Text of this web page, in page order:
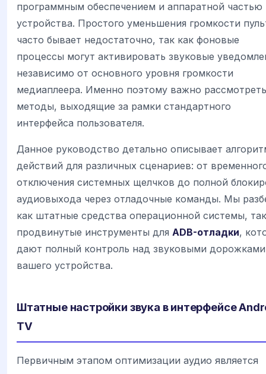
программным обеспечением и аппаратной частью
устройства. Простого уменьшения громкости
часто бывает недостаточно, так как фоновые
процессы могут активировать звуковые
независимо от основного уровня громкости
медиаплеера. Именно поэтому важно рассмотреть
методы, выходящие за рамки стандартного
интерфейса пользователя.
Данное руководство детально описывает
действий для различных сценариев: от
отключения системных щелчков до полной
аудиовыхода через отладочные команды. Мы
как штатные средства операционной системы,
продвинутые инструменты для ADB-отладки,
дают полный контроль над звуковыми дорожками
вашего устройства.
Штатные настройки звука в интерфейсе
TV
Первичным этапом оптимизации аудио является